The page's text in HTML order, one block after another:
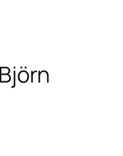
Björn